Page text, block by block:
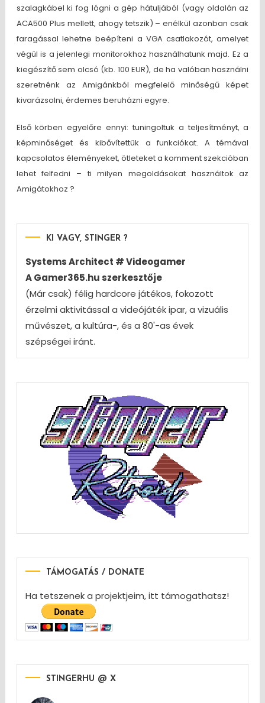
szalagkábel ki fog lógni a gép hátuljából (vagy oldalán az
ACA500 Plus mellett, ahogy tetszik) – enélkül azonban csak
faragással lehetne beépíteni a VGA csatlakozót, amelyet
végül is a jelenlegi monitorokhoz használhatunk majd. Ez a
kiegészítő sem olcsó (kb. 100 EUR), de ha valóban használni
szeretnénk az Amigánkból megfelelő minőségű képet
kivarázsolni, érdemes beruházni egyre.
Első körben egyelőre ennyi: tuningoltuk a teljesítményt, a
képminőséget és kibővítettük a funkciókat. A témával
kapcsolatos éleményeket, ötleteket a komment szekcióban
lehet felfedni – ti milyen megoldásokat használtok az
Amigátokhoz ?
KI VAGY, STINGER ?
Systems Architect # Videogamer
A Gamer365.hu szerkesztője
(Már csak) félig hardcore játékos, fokozott
érzelmi aktivitással a videójáték ipar, a vizuális
művészet, a kultúra-, és a 80'-as évek
szépségei iránt.
TÁMOGATÁS / DONATE
Ha tetszenek a projektjeim, itt támogathatsz!
STINGERHU @ X